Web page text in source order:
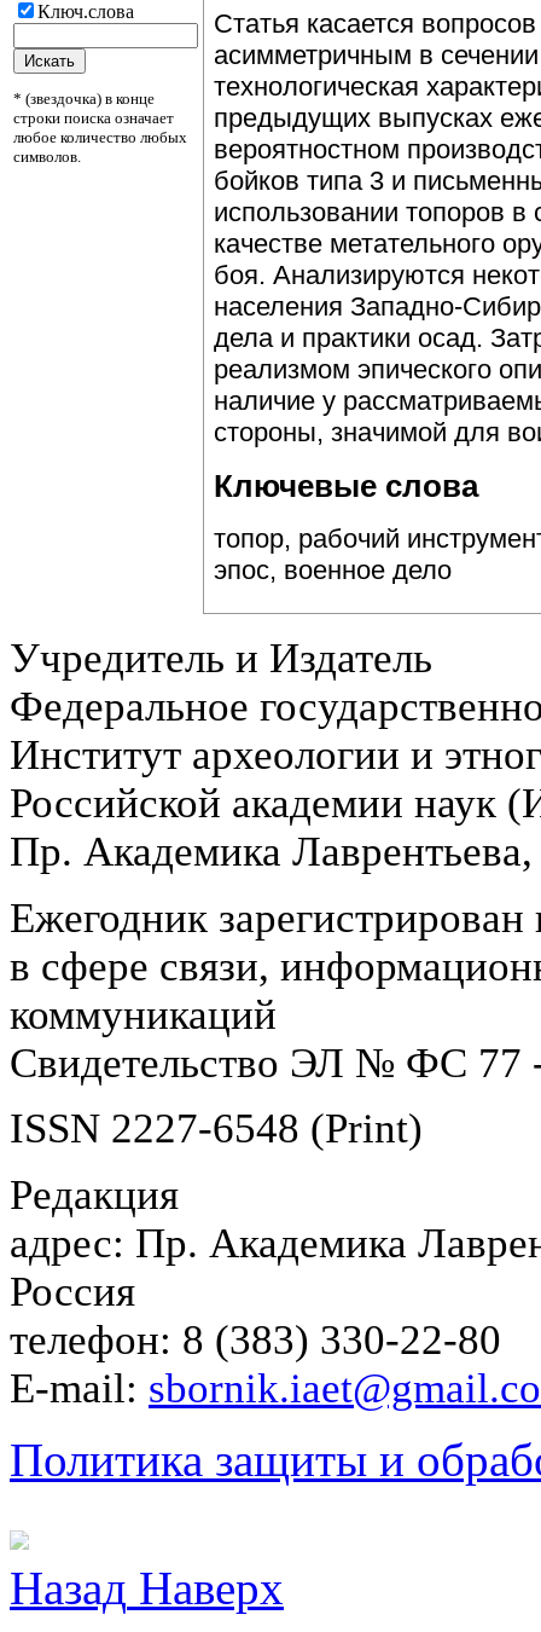
Ключ.слова
* (звездочка) в конце
строки поиска означает
любое количество любых
символов.
Статья касается
асимметричным в
технологическая
предыдущих выпусках
вероятностном
бойков типа 3 и
использовании топоров
качестве метательного
боя. Анализируются
населения Западно-
дела и практики осад.
реализмом эпического
наличие у
стороны, значимой для
Ключевые слова
топор, рабочий
эпос, военное дело
Учредитель и Издатель
Федеральное
Институт археологии и
Российской академии
Пр. Академика
Ежегодник
в сфере связи,
коммуникаций
Свидетельство ЭЛ № ФС 77
ISSN 2227-6548 (Print)
Редакция
адрес: Пр. Академика
Россия
телефон: 8 (383) 330-22-80
E-mail:
Политика защиты и
Назад Наверх